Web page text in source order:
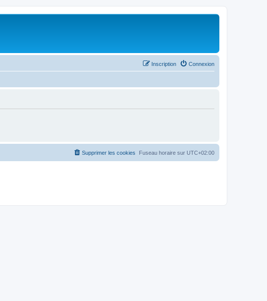
Connexion
Inscription
Fuseau horaire sur UTC+02:00
Supprimer les cookies